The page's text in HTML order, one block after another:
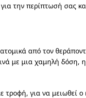
την περίπτωσή σας
ατομικά από τον
με μια χαμηλή δόση,
για να μειωθεί ο